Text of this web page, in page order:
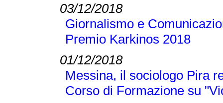
03/12/2018
Giornalismo e
Premio Karkinos 2018
01/12/2018
Messina, il sociologo Pira
Corso di Formazione su